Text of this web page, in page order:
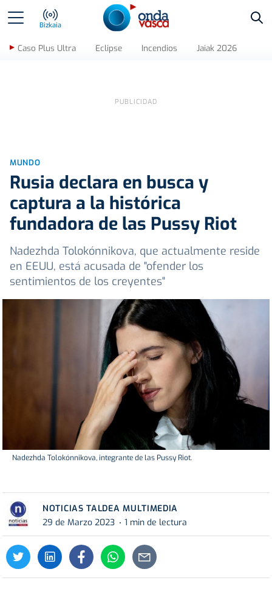
Bizkaia
Caso Plus Ultra Eclipse Incendios Jaiak 2026
MUNDO
Rusia declara en busca y
captura a la histórica
fundadora de las Pussy Riot
Nadezhda Tolokónnikova, que actualmente reside
en EEUU, está acusada de "ofender los
sentimientos de los creyentes"
Nadezhda Tolokónnikova, integrante de las Pussy Riot.
NOTICIAS TALDEA MULTIMEDIA
29 de Marzo 2023
1 min de lectura